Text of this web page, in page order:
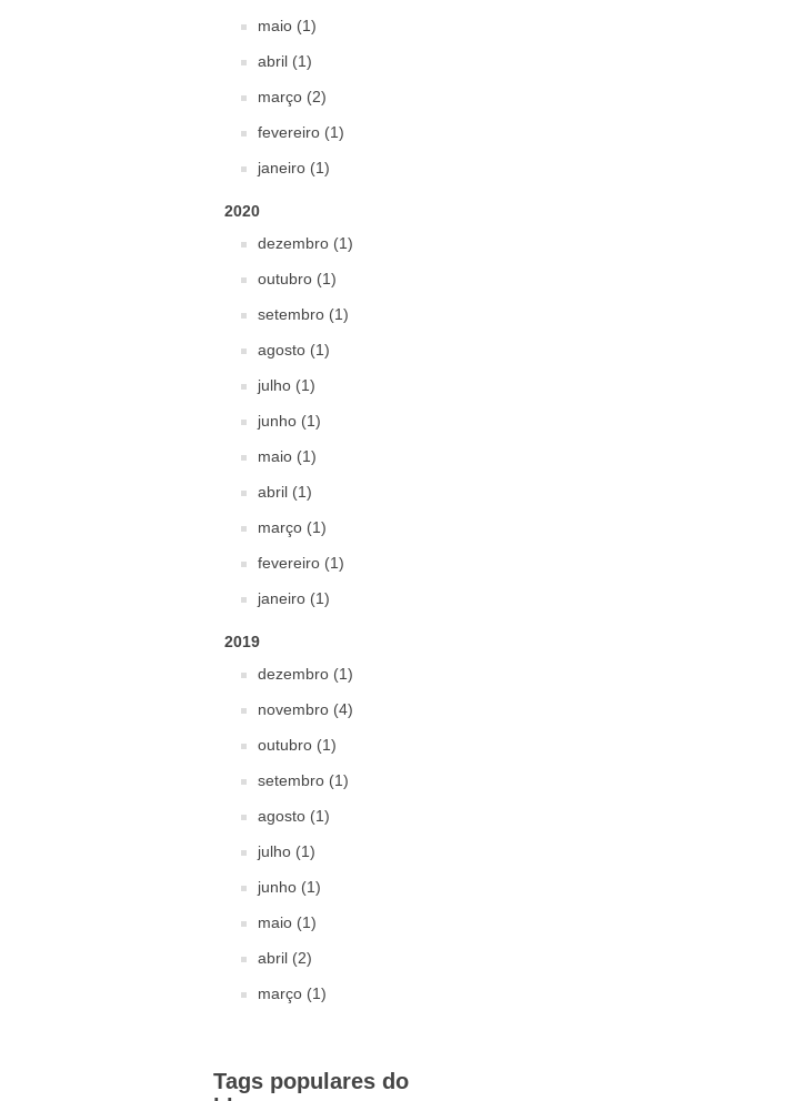
maio (1)
abril (1)
março (2)
fevereiro (1)
janeiro (1)
2020
dezembro (1)
outubro (1)
setembro (1)
agosto (1)
julho (1)
junho (1)
maio (1)
abril (1)
março (1)
fevereiro (1)
janeiro (1)
2019
dezembro (1)
novembro (4)
outubro (1)
setembro (1)
agosto (1)
julho (1)
junho (1)
maio (1)
abril (2)
março (1)
Tags populares do